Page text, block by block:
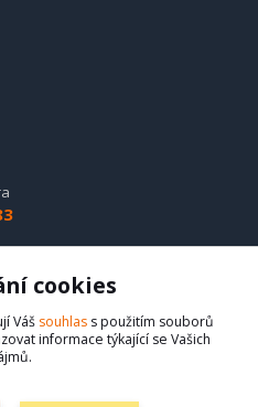
cookies
Váš souhlas s použitím souborů
informace týkající se Vašich